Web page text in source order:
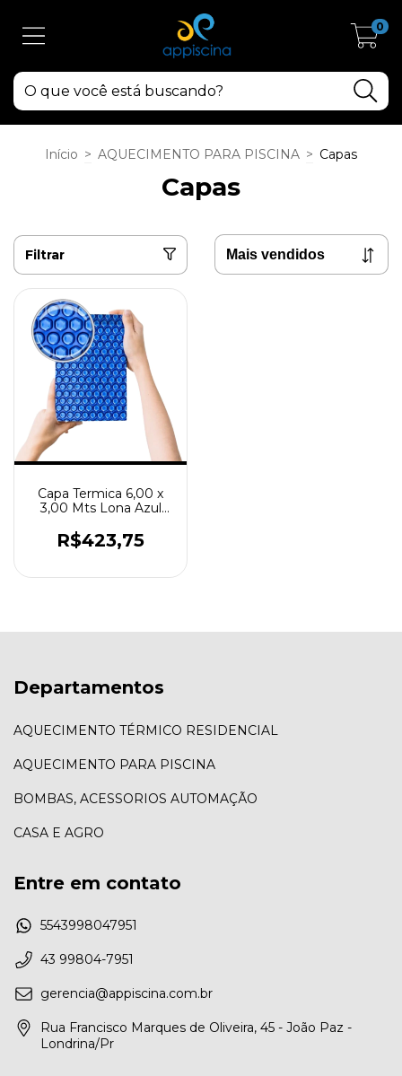
0
Início > AQUECIMENTO PARA PISCINA > Capas
Capas
Filtrar
Capa Termica 6,00 x
3,00 Mts Lona Azul
R$423,75
Departamentos
AQUECIMENTO TÉRMICO RESIDENCIAL
AQUECIMENTO PARA PISCINA
BOMBAS, ACESSORIOS AUTOMAÇÃO
CASA E AGRO
Entre em contato
5543998047951
43 99804-7951
gerencia@appiscina.com.br
Rua Francisco Marques de Oliveira, 45 - João Paz -
Londrina/Pr